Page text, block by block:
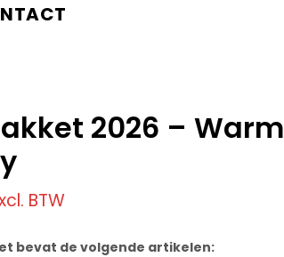
2026 – Warm
BTW
bevat de volgende artikelen: